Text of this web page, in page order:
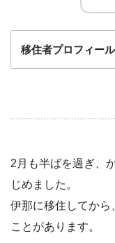
移住者プロフィール
2月も半ばを過ぎ、
じめました。
伊那に移住してから
ことがあります。